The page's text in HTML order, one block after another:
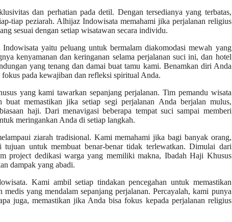
dan perhatian pada detil. Dengan tersedianya yang terbatas,
tiap peziarah. Alhijaz Indowisata memahami jika perjalanan religius
sesuai dengan setiap wisatawan secara individu.
yaitu peluang untuk bermalam diakomodasi mewah yang
kenyamanan dan keringanan selama perjalanan suci ini, dan hotel
yang tenang dan damai buat tamu kami. Benamkan diri Anda
pada kewajiban dan refleksi spiritual Anda.
yang kami tawarkan sepanjang perjalanan. Tim pemandu wisata
memastikan jika setiap segi perjalanan Anda berjalan mulus,
haji. Dari menavigasi beberapa tempat suci sampai memberi
meringankan Anda di setiap langkah.
ziarah tradisional. Kami memahami jika bagi banyak orang,
untuk membuat benar-benar tidak terlewatkan. Dimulai dari
project dedikasi warga yang memiliki makna, Ibadah Haji Khusus
dampak yang abadi.
Kami ambil setiap tindakan pencegahan untuk memastikan
yang mendalam sepanjang perjalanan. Percayalah, kami punya
juga, memastikan jika Anda bisa fokus kepada perjalanan religius